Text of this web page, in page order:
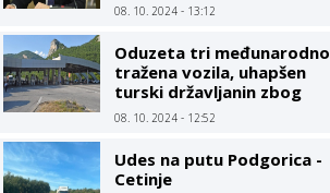
08. 10. 2024 - 13:12
Oduzeta tri međunarodno
tražena vozila, uhapšen
turski državljanin zbog
pištolja
08. 10. 2024 - 12:52
Udes na putu Podgorica -
Cetinje